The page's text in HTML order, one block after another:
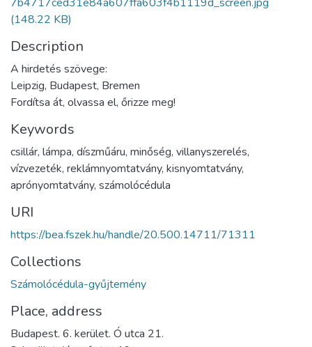
(148.22 KB)
Description
A hirdetés szövege:
Leipzig, Budapest, Bremen
Fordítsa át, olvassa el, őrizze meg!
Keywords
csillár, lámpa, díszműáru, minőség, villanyszerelés,
vízvezeték, reklámnyomtatvány, kisnyomtatvány,
aprónyomtatvány, számolócédula
URI
https://bea.fszek.hu/handle/20.500.14711/71311
Collections
Számolócédula-gyűjtemény
Place, address
Budapest. 6. kerület. Ó utca 21.